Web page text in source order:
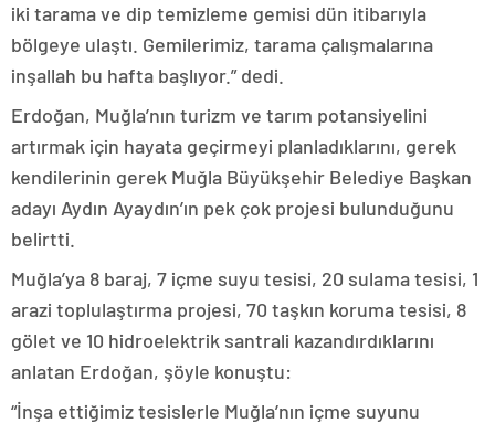
iki tarama ve dip temizleme gemisi dün itibarıyla
bölgeye ulaştı. Gemilerimiz, tarama çalışmalarına
inşallah bu hafta başlıyor.” dedi.
Erdoğan, Muğla’nın turizm ve tarım potansiyelini
artırmak için hayata geçirmeyi planladıklarını, gerek
kendilerinin gerek Muğla Büyükşehir Belediye Başkan
adayı Aydın Ayaydın’ın pek çok projesi bulunduğunu
belirtti.
Muğla’ya 8 baraj, 7 içme suyu tesisi, 20 sulama tesisi, 1
arazi toplulaştırma projesi, 70 taşkın koruma tesisi, 8
gölet ve 10 hidroelektrik santrali kazandırdıklarını
anlatan Erdoğan, şöyle konuştu:
“İnşa ettiğimiz tesislerle Muğla’nın içme suyunu